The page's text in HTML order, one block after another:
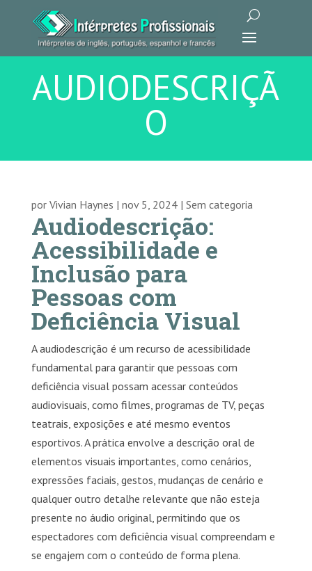
AUDIODESCRIÇÃ
O
por Vivian Haynes | nov 5, 2024| Sem categoria
Audiodescrição:
Acessibilidade e
Inclusão para
Pessoas com
Deficiência Visual
A audiodescrição é um recurso de acessibilidade
fundamental para garantir que pessoas com
deficiência visual possam acessar conteúdos
audiovisuais, como filmes, programas de TV, peças
teatrais, exposições e até mesmo eventos
esportivos. A prática envolve a descrição oral de
elementos visuais importantes, como cenários,
expressões faciais, gestos, mudanças de cenário e
qualquer outro detalhe relevante que não esteja
presente no áudio original, permitindo que os
espectadores com deficiência visual compreendam e
se engajem com o conteúdo de forma plena.